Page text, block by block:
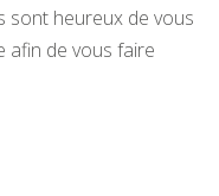
sont heureux de vous
afin de vous faire